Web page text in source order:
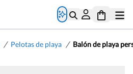
/ Pelotas de playa / Balón de playa